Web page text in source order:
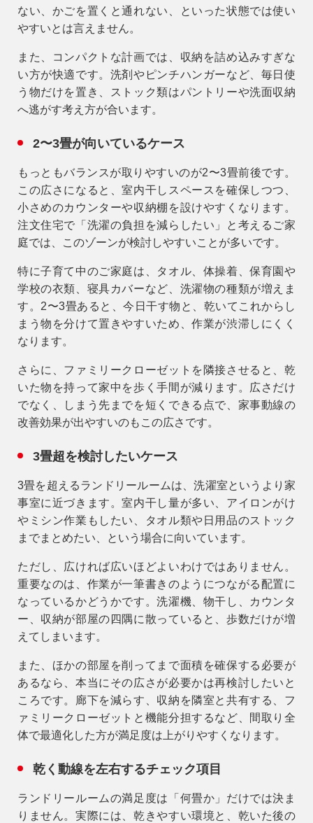
ない、かごを置くと通れない、といった状態では使い
やすいとは言えません。
また、コンパクトな計画では、収納を詰め込みすぎな
い方が快適です。洗剤やピンチハンガーなど、毎日使
う物だけを置き、ストック類はパントリーや洗面収納
へ逃がす考え方が合います。
2〜3畳が向いているケース
もっともバランスが取りやすいのが2〜3畳前後です。
この広さになると、室内干しスペースを確保しつつ、
小さめのカウンターや収納棚を設けやすくなります。
注文住宅で「洗濯の負担を減らしたい」と考えるご家
庭では、このゾーンが検討しやすいことが多いです。
特に子育て中のご家庭は、タオル、体操着、保育園や
学校の衣類、寝具カバーなど、洗濯物の種類が増えま
す。2〜3畳あると、 今日干す物と、乾いてこれからし
まう物を分けて置きやすいため、作業が渋滞しにくく
なります。
さらに、ファミリークローゼットを隣接させると、乾
いた物を持って家中を歩く手間が減ります。広さだけ
でなく、しまう先までを短くできる点で、家事動線の
改善効果が出やすいのもこの広さです。
3畳超を検討したいケース
3畳を超えるランドリールームは、洗濯室というより家
事室に近づきます。室内干し量が多い、アイロンがけ
やミシン作業もしたい、タオル類や日用品のストック
までまとめたい、という場合に向いています。
ただし、広ければ広いほどよいわけではありません。
重要なのは、 作業が一筆書きのようにつながる配置に
なっているかどうかです。洗濯機、物干し、カウンタ
ー、収納が部屋の四隅に散っていると、歩数だけが増
えてしまいます。
また、ほかの部屋を削ってまで面積を確保する必要が
あるなら、本当にその広さが必要かは再検討したいと
ころです。廊下を減らす、収納を隣室と共有する、フ
ァミリークローゼットと機能分担するなど、間取り全
体で最適化した方が満足度は上がりやすくなります。
乾く動線を左右するチェック項目
ランドリールームの満足度は「何畳か」だけでは決ま
りません。実際には、乾きやすい環境と、乾いた後の